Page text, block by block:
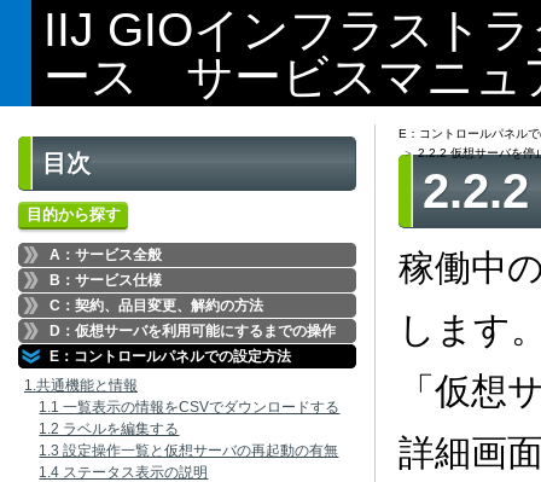
IIJ GIOインフラスト
ース サービスマニュ
目次
目的から探す
A：サービス全般
B：サービス仕様
C：契約、品目変更、解約の方法
D：仮想サーバを利用可能にするまでの操作
E：コントロールパネルでの設定方法
1.共通機能と情報
1.1 一覧表示の情報をCSVでダウンロードする
1.2 ラベルを編集する
1.3 設定操作一覧と仮想サーバの再起動の有無
1.4 ステータス表示の説明
E：コントロールパネル
2.2.2 仮想サーバを停
稼働中
します
「仮想
詳細画